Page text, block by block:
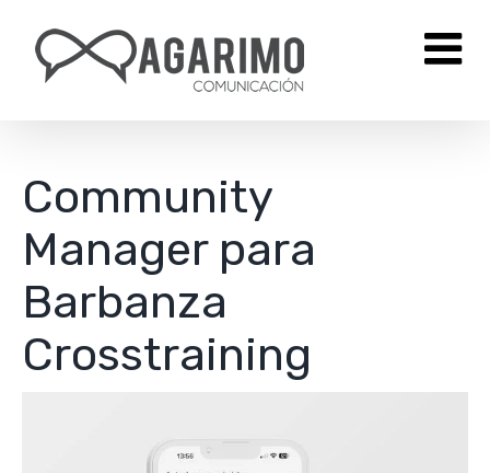
contenido
Community
Manager para
Barbanza
Crosstraining